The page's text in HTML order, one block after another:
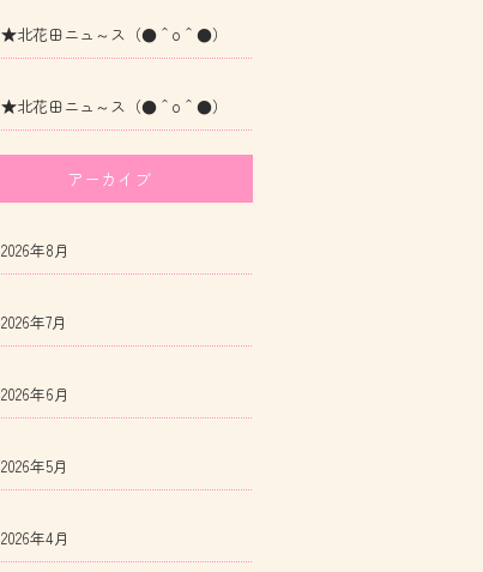
★北花田ニュ～ス（●＾o＾●）
★北花田ニュ～ス（●＾o＾●）
アーカイブ
2026年8月
2026年7月
2026年6月
2026年5月
2026年4月